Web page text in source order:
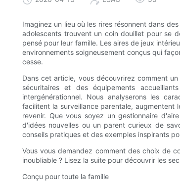
Imaginez un lieu où les rires résonnent dans
adolescents trouvent un coin douillet pour se
pensé pour leur famille. Les aires de jeux
environnements soigneusement conçus qui
cesse.
Dans cet article, vous découvrirez comment
sécuritaires et des équipements
intergénérationnel. Nous analyserons les
facilitent la surveillance parentale, augmentent
revenir. Que vous soyez un gestionnaire
d'idées nouvelles ou un parent curieux de
conseils pratiques et des exemples inspirants
Vous vous demandez comment des choix de
inoubliable ? Lisez la suite pour découvrir les
Conçu pour toute la famille